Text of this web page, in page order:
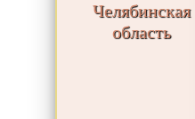
Челябинская
область